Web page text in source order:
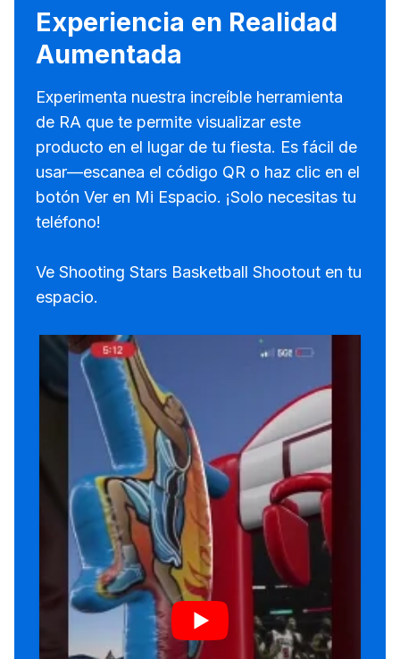
Experiencia en Realidad
Aumentada
Experimenta nuestra increíble herramienta
de RA que te permite visualizar este
producto en el lugar de tu fiesta. Es fácil de
usar—escanea el código QR o haz clic en el
botón Ver en Mi Espacio. ¡Solo necesitas tu
teléfono!
Ve Shooting Stars Basketball Shootout en tu
espacio.